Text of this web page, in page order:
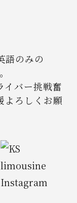
語のみの
イバー挑戦奮
よろしくお願